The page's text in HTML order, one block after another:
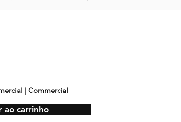
| Commercial
ao carrinho